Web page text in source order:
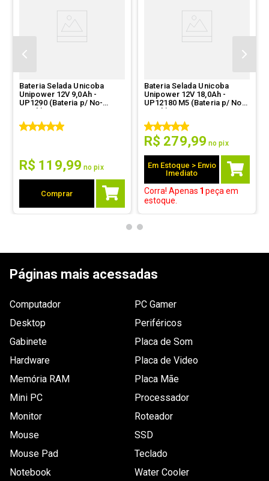
Enviado há3 anos
muito bom o produto !!! indicarei
Por Jose P. De Rio de Janeiro - RJ
Essa avaliação foi útil? 0
1 - 1de1
Bateria Selada Unicoba
Unipower 12V 9,0Ah -
UP1290 (Bateria p/ No-
Break)
R$ 119,99 no pix
Comprar
Bateria Selada Unicoba
Unipower 12V 18,0Ah -
UP12180 M5 (Bateria p/ No-
Break)
R$ 279,99 no pix
Em Estoque > Envio
Imediato
Corra! Apenas 1 peça em
estoque.
Páginas mais acessadas
Computador
Desktop
Gabinete
Hardware
Memória RAM
Mini PC
Monitor
Mouse
Mouse Pad
Notebook
PC Gamer
Periféricos
Placa de Som
Placa de Video
Placa Mãe
Processador
Roteador
SSD
Teclado
Water Cooler